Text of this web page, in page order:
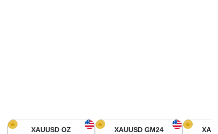
Precio del Oro hoy en América del sur
XAUUSD OZ XAUUSD GM24